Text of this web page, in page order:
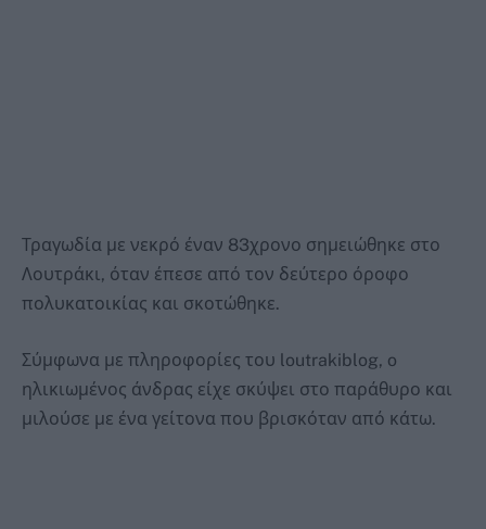
Τραγωδία με νεκρό έναν 83χρονο σημειώθηκε στο
Λουτράκι, όταν έπεσε από τον δεύτερο όροφο
πολυκατοικίας και σκοτώθηκε.
Σύμφωνα με πληροφορίες του loutrakiblog, o
ηλικιωμένος άνδρας είχε σκύψει στο παράθυρο και
μιλούσε με ένα γείτονα που βρισκόταν από κάτω.